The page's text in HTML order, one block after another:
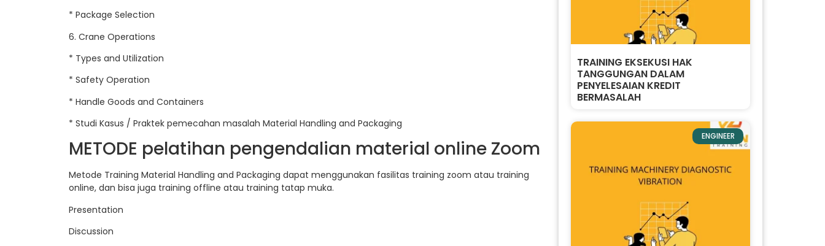
* Package Selection
6. Crane Operations
* Types and Utilization
* Safety Operation
* Handle Goods and Containers
* Studi Kasus / Praktek pemecahan masalah Material Handling and Packaging
METODE pelatihan pengendalian material online Zoom
Metode Training Material Handling and Packaging dapat menggunakan fasilitas training zoom atau training
online, dan bisa juga training offline atau training tatap muka.
Presentation
Discussion
TRAINING EKSEKUSI HAK
TANGGUNGAN DALAM
PENYELESAIAN KREDIT
BERMASALAH
ENGINEER